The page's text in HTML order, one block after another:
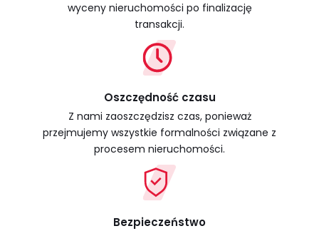
wyceny nieruchomości po finalizację
transakcji.
Oszczędność czasu
Z nami zaoszczędzisz czas, ponieważ
przejmujemy wszystkie formalności związane z
procesem nieruchomości.
Bezpieczeństwo